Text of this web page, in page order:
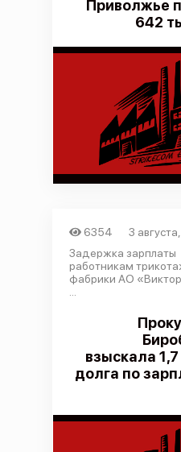
Приволжье
642
6354
3
Задержка зарплаты
работникам
фабрики АО
взыскала
долга по